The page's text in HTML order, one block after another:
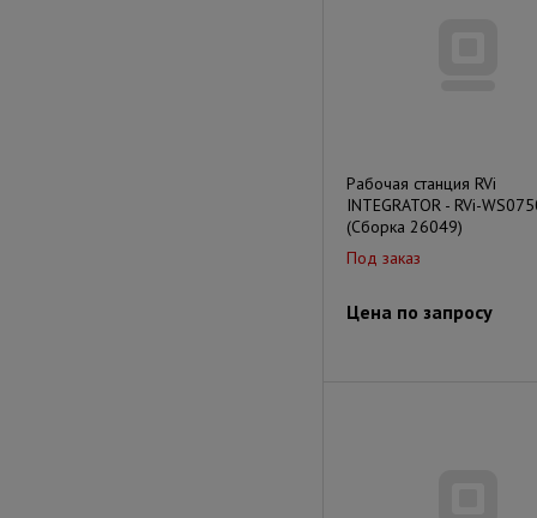
Рабочая станция RVi
INTEGRATOR - RVi-
(Сборка 26049)
Под заказ
Цена по запросу